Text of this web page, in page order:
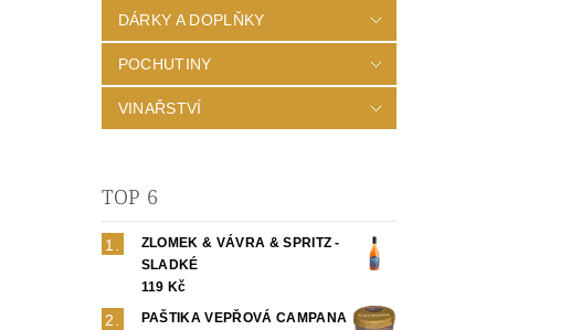
DÁRKY A DOPLŇKY
POCHUTINY
VINAŘSTVÍ
TOP 6
ZLOMEK & VÁVRA & SPRITZ -
SLADKÉ
119 Kč
PAŠTIKA VEPŘOVÁ CAMPANA